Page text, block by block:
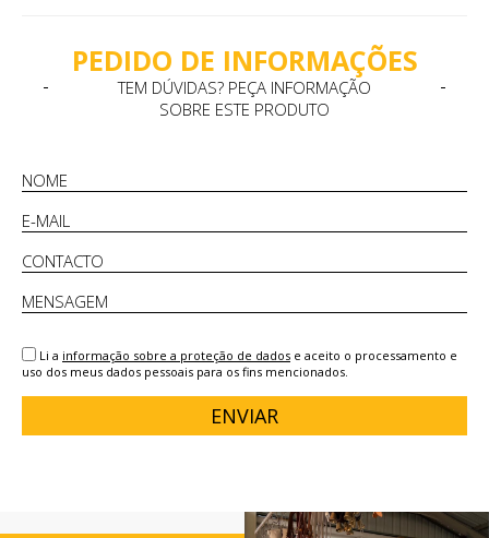
PEDIDO DE INFORMAÇÕES
TEM DÚVIDAS? PEÇA INFORMAÇÃO
SOBRE ESTE PRODUTO
Li a informação sobre a proteção de dados e aceito o processamento e
uso dos meus dados pessoais para os fins mencionados.
ENVIAR